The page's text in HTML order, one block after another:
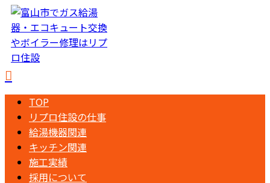
TOP
リプロ住設の仕事
給湯機器関連
キッチン関連
施工実績
採用について